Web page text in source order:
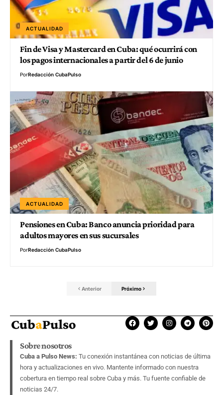
ACTUALIDAD
Fin de Visa y Mastercard en Cuba: qué ocurrirá con
los pagos internacionales a partir del 6 de junio
PorRedacción CubaPulso
ACTUALIDAD
Pensiones en Cuba: Banco anuncia prioridad para
adultos mayores en sus sucursales
PorRedacción CubaPulso
Anterior Próximo
Sobre nosotros
Cuba a Pulso News: Tu conexión instantánea con noticias de última
hora y actualizaciones en vivo. Mantente informado con nuestra
cobertura en tiempo real sobre Cuba y más. Tu fuente confiable de
noticias 24/7.